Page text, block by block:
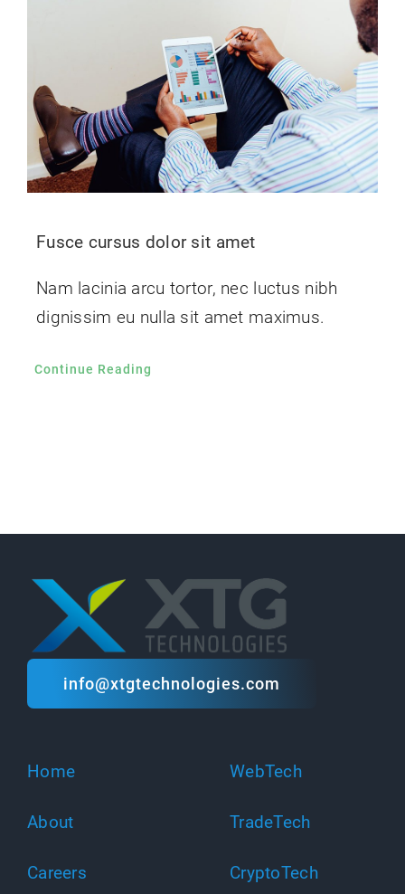
Fusce cursus dolor sit amet
Nam lacinia arcu tortor, nec luctus nibh
dignissim eu nulla sit amet maximus.
Continue Reading
info@xtgtechnologies.com
Home
About
Careers
WebTech
TradeTech
CryptoTech